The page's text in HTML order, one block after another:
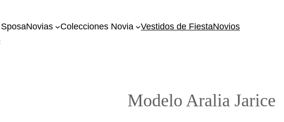
Colecciones Novia Vestidos de FiestaNovios
Modelo Aralia Jarice